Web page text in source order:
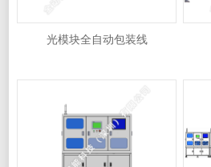
光模块全自动包装线